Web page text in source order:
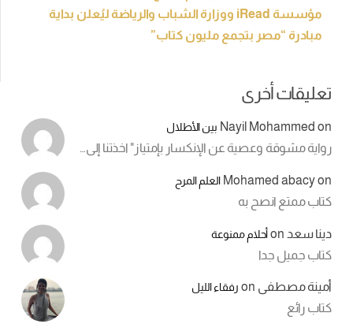
مؤسسة iRead ووزارة الشباب والرياضة ليُعلن بداية
مبادرة “مصر بتجمع مليون كتاب”
تعليقات أخرى
Nayil Mohammed on بين الأطلال
رواية مشوقة وعصية عن الإنكسار بإمتياز" اخذتنا إلى…
Mohamed abacyon العلم المرح
كتاب ممتع انصح به
دينا سعد onأحلام ممنوعة
كتاب جميل جدا
أمينة مصطفى on رفقاء الليل
كتاب رائع